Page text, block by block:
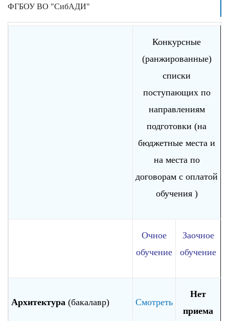
ФГБОУ ВО "СибАДИ"
Конкурсные
(ранжированные)
списки
поступающих по
направлениям
подготовки (на
бюджетные места и
на места по
договорам с оплатой
обучения )
Очное
обучение
Заочное
обучение
Архитектура (бакалавр) Смотреть
Нет
приема